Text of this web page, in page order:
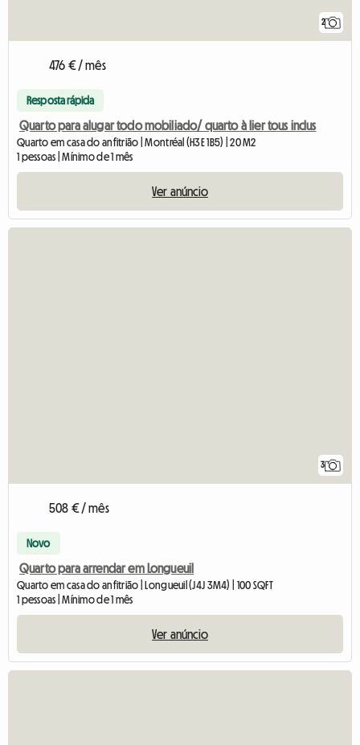
2
476 € / mês
Resposta rápida
Quarto para alugar todo mobiliado/ quarto à lier tous inclus
Quarto em casa do anfitrião | Montréal (H3E 1B5) | 20 M2
1 pessoas | Mínimo de 1 mês
Ver anúncio
3
508 € / mês
Novo
Quarto para arrendar em Longueuil
Quarto em casa do anfitrião | Longueuil (J4J 3M4) | 100 SQFT
1 pessoas | Mínimo de 1 mês
Ver anúncio